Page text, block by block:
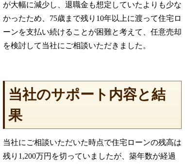
が大幅に減少し、退職金も想定していたよりも少な
かったため、75歳まで残り10年以上に渡って住宅ロ
ーンを支払い続けることが困難と考えて、任意売却
を検討して当社にご相談いただきました。
当社のサポート内容と結
果
当社にご相談いただいた時点で住宅ローンの残高は
残り1,200万円を切っていましたが、築年数が経過